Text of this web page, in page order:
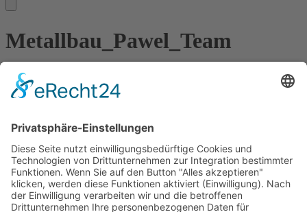
Metallbau_Pawel_Team
Kontakt
Meisterbetrieb Metallbau Manuel Pawel
86668 Karlshuld
Telefon: +49 (0)176 58699916
E-Mail:info@metallbau-pawel.de